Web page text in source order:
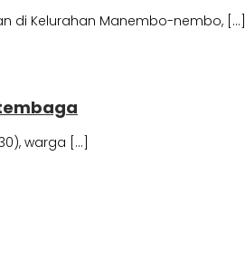
di Kelurahan Manembo-nembo, […]
warga […]